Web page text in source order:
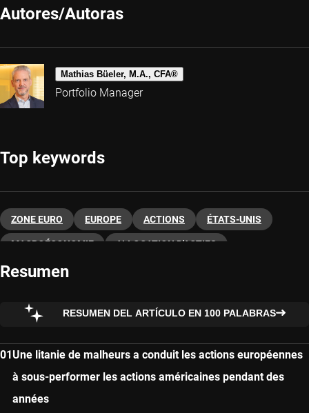
Autores/Autoras
Mathias Büeler, M.A., CFA®
Portfolio Manager
Top keywords
ZONE EURO EUROPE ACTIONS ÉTATS-UNIS
MACROÉCONOMIE ALLOCATION D'ACTIFS
MULTI-ACTIFS
Resumen
RESUMEN DEL ARTÍCULO EN 100 PALABRAS
Une litanie de malheurs a conduit les actions européennes
à sous-performer les actions américaines pendant des
années